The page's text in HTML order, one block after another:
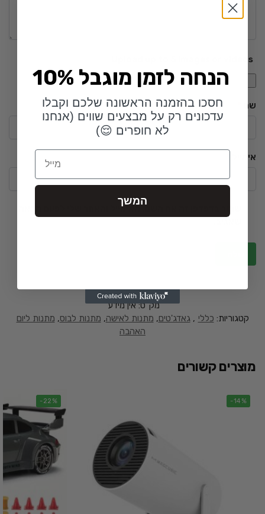
Upload up to 5 images or videos
שם
אימייל
שמור בדפדפן זה את השם, האימייל והאתר שלי לפעם הבאה
מק"ט:אין מידע
קטגוריות: כללי ,גאדג'טים, מתנות לאישה, מתנות לבוס, מתנות ליום
האהבה
מוצרים קשורים
-14%
-22%
10% הנחה לזמן מוגבל
חסכו בהזמנה הראשונה שלכם וקבלו
עדכונים רק על מבצעים שווים (אנחנו
לא חופרים 😌)
Email
המשך